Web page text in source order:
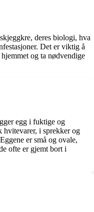
deres biologi, hva
Det er viktig å
og ta nødvendige
egg i fuktige og
hvitevarer, i sprekker og
er små og ovale,
ofte er gjemt bort i